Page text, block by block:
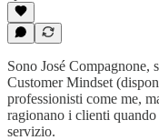
Sono José Compagnone,
Customer Mindset
professionisti come me,
ragionano i clienti
servizio.